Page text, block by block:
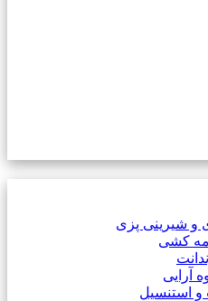
و شیرینی پزی
کشی
آرایی
و استنسیل